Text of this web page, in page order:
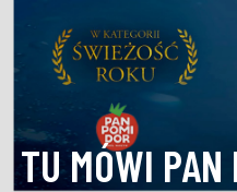
TU MÓWI PAN